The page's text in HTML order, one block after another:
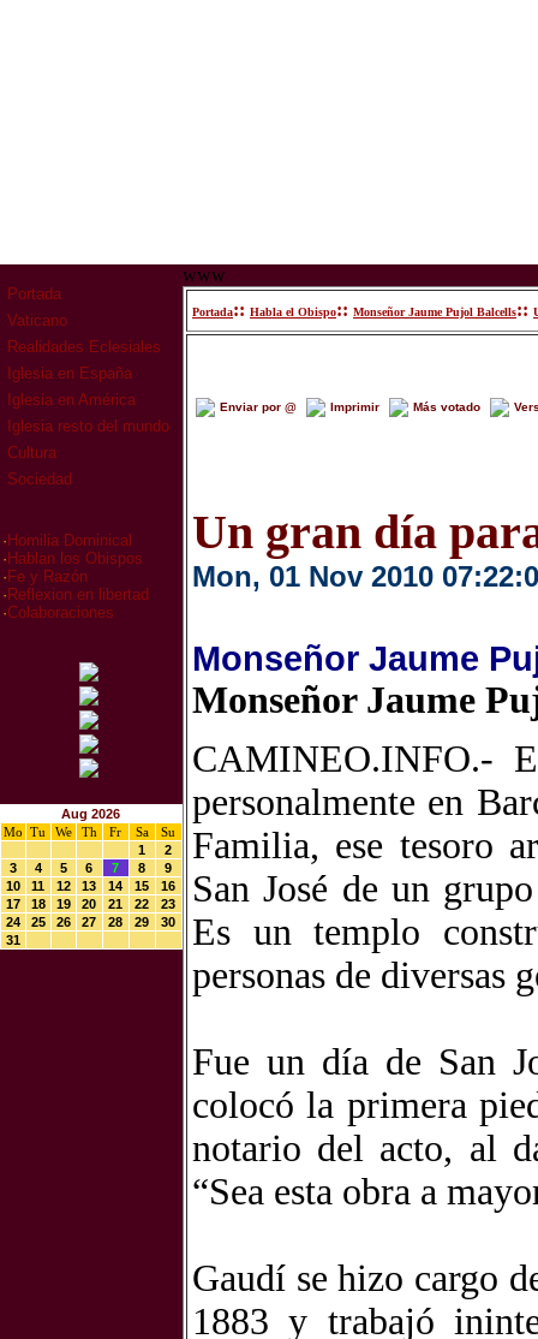
Portada
Vaticano
Realidades Eclesiales
Iglesia en España
Iglesia en América
Iglesia resto del mundo
Cultura
Sociedad
· Homilia Dominical
· Hablan los Obispos
· Fe y Razón
· Reflexion en libertad
·Colaboraciones
Aug 2026
Mo
Tu We Th Fr Sa
Su
1
2
3
4 5 6 7 8
9
10
11 12 13 14 15
16
17
18 19 20 21 22
23
24
25 26 27 28 29
30
31
www
Portada:: Habla el Obispo:: Monseñor Jaume Pujol Balcells::
Enviar por @ Imprimir Más votado
Un gran día
Mon, 01 Nov 2010
Monseñor Jaume
Monseñor Jaume
CAMINEO.INFO.-
personalmente en
Familia, ese tesoro
San José de un
Es un templo
personas de diversas
Fue un día de San
colocó la primera
notario del acto, al
“Sea esta obra a
Gaudí se hizo cargo
1883 y trabajó